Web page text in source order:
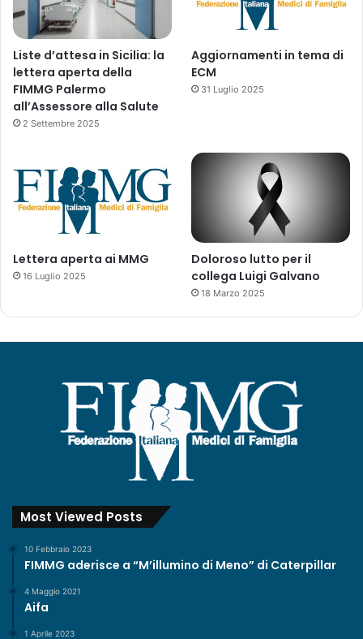
A
I
A
Liste d’attesa in Sicilia: la
lettera aperta della
FIMMG Palermo
all’Assessore alla Salute
2 Settembre 2025
Aggiornamenti in tema di
ECM
31 Luglio 2025
Lettera aperta ai MMG
16 Luglio 2025
Doloroso lutto per il
collega Luigi Galvano
18 Marzo 2025
Most Viewed Posts
10 Febbraio 2023
FIMMG aderisce a “M’illumino di Meno” di Caterpillar
4 Maggio 2021
Aifa
1 Aprile 2023